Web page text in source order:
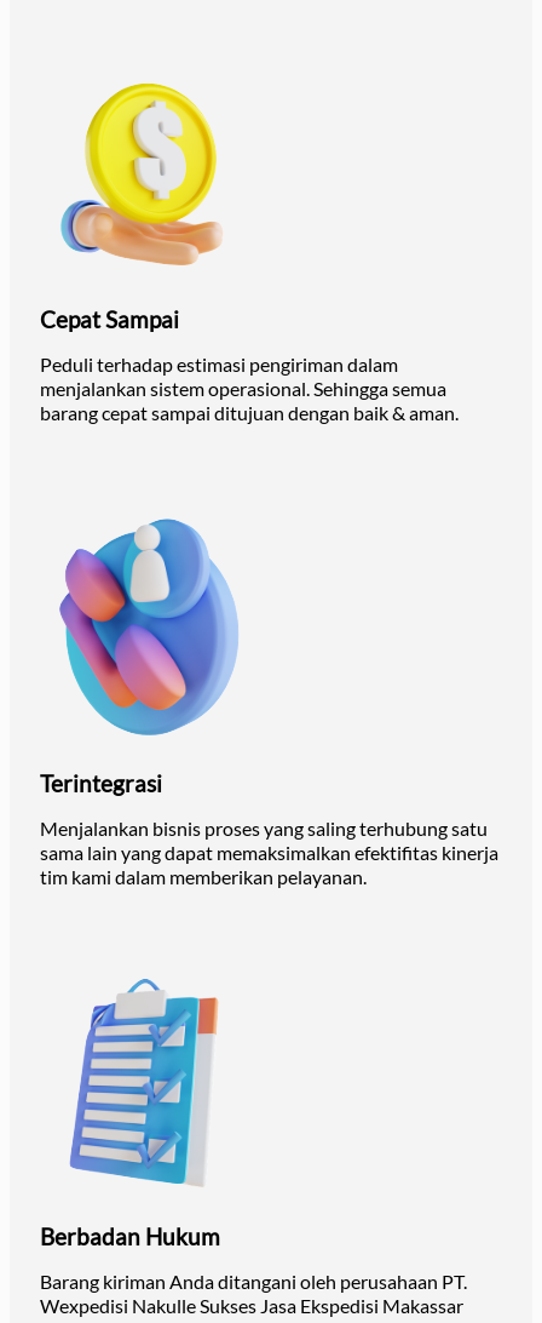
Cepat Sampai
Peduli terhadap estimasi pengiriman dalam
menjalankan sistem operasional. Sehingga semua
barang cepat sampai ditujuan dengan baik & aman.
Terintegrasi
Menjalankan bisnis proses yang saling terhubung satu
sama lain yang dapat memaksimalkan efektifitas kinerja
tim kami dalam memberikan pelayanan.
Berbadan Hukum
Barang kiriman Anda ditangani oleh perusahaan PT.
Wexpedisi Nakulle Sukses Jasa Ekspedisi Makassar